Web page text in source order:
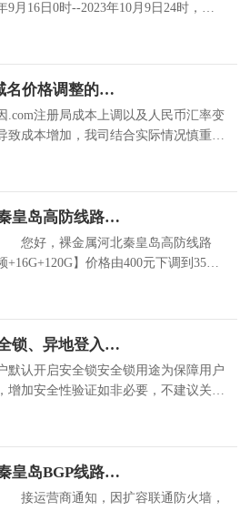
9月16日0时--2023年10月9日24时，傲
内蒙古机房、大连机房进...
关于.COM域名价格调整的通知
.com注册局成本上调以及人民币汇率变
致成本增加，我司结合实际情况慎重考
31日14点起开始对.COM域名价格进行
关于裸金属秦皇岛高防线路价格调整通知
您好，裸金属河北秦皇岛高防线路
+16G+120G】价格由400元下调到350
如何关闭安全锁、异地登入验证
默认开启安全锁安全锁用途为保障用户
增加安全性验证如非必要，不建议关闭
闭及流程要求账户状态已实名，并且是
裸金属河北秦皇岛BGP线路割接通知
运营商通知，因扩容联通防火墙，